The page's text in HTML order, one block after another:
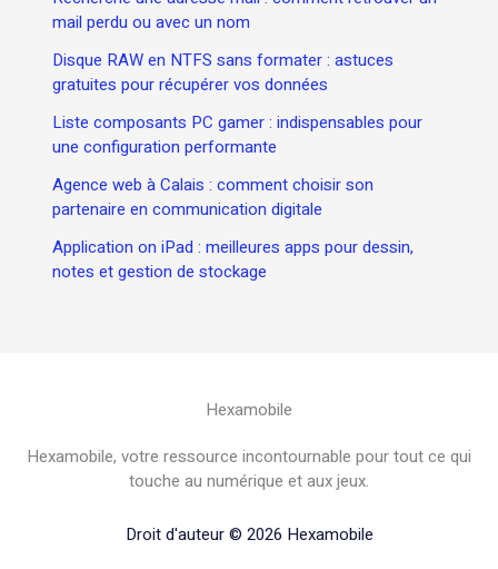
mail perdu ou avec un nom
Disque RAW en NTFS sans formater : astuces
gratuites pour récupérer vos données
Liste composants PC gamer : indispensables pour
une configuration performante
Agence web à Calais : comment choisir son
partenaire en communication digitale
Application on iPad : meilleures apps pour dessin,
notes et gestion de stockage
Hexamobile
Hexamobile, votre ressource incontournable pour tout ce qui
touche au numérique et aux jeux.
Droit d'auteur © 2026 Hexamobile